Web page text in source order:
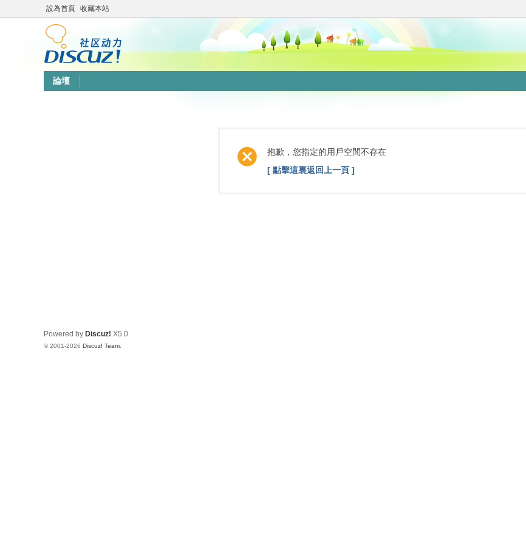
設為首頁 收藏本站
論壇
抱歉，您指定的用戶空間不存在
[ 點擊這裏返回上一頁 ]
Powered by Discuz! X5.0
© 2001-2026 Discuz! Team